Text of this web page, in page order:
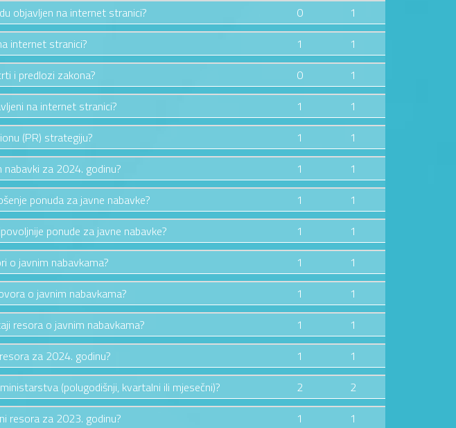
objavljen na internet stranici? 0
1
internet stranici? 1
1
i predlozi zakona? 0
1
na internet stranici? 1
1
(PR) strategiju? 1
1
za 2024. godinu? 1
1
ponuda za javne nabavke? 1
1
ponude za javne nabavke? 1
1
o javnim nabavkama? 1
1
o javnim nabavkama? 1
1
resora o javnim nabavkama? 1
1
za 2024. godinu? 1
1
(polugodišnji, kvartalni ili mjesečni)? 2
2
resora za 2023. godinu? 1
1